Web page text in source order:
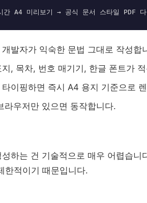
개발자가 익숙한 문법 그대로 작성합
지, 목차, 번호 매기기, 한글 폰트가
타이핑하면 즉시 A4 용지 기준으로
라우저만 있으면 동작합니다.
하는 건 기술적으로 매우 어렵습
한적이기 때문입니다.